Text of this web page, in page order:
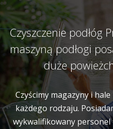
Czyszczenie podłóg
maszyną podłogi
duże
Czyścimy magazyny i
każdego rodzaju.
wykwalifikowany